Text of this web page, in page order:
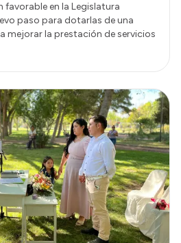
en la Legislatura
paso para dotarlas de una
mejorar la prestación de servicios